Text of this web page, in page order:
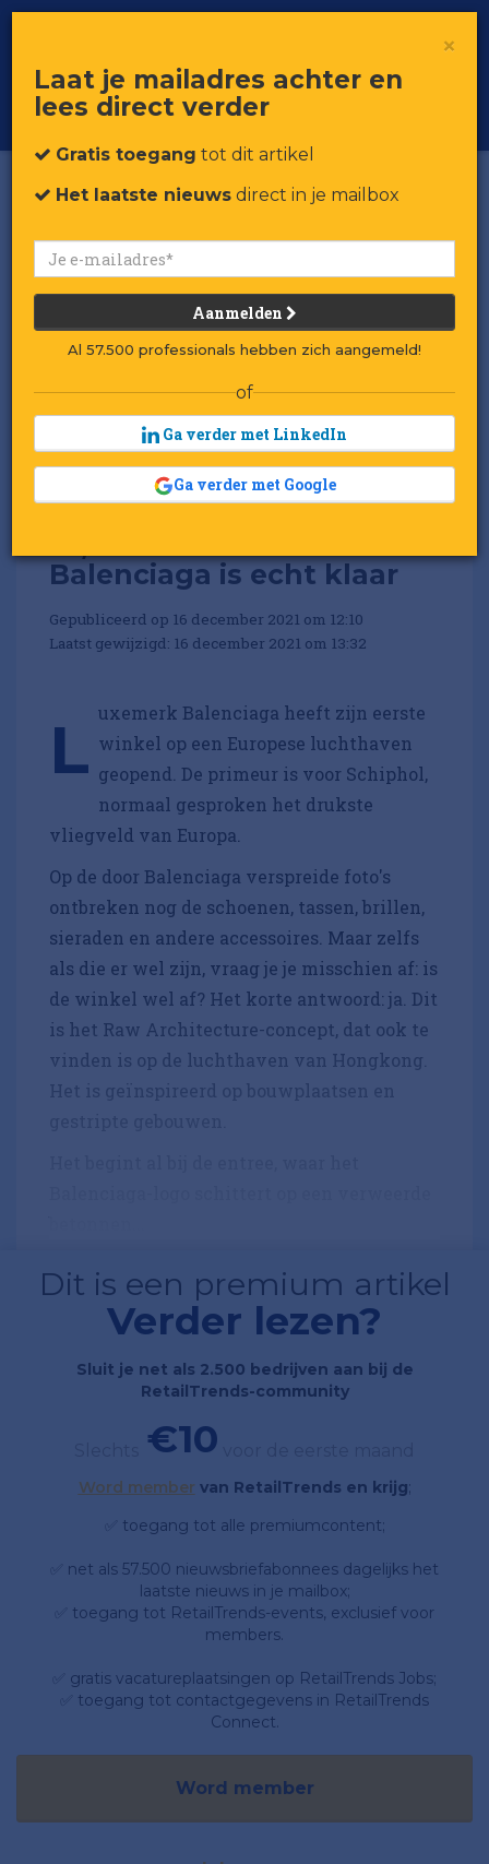
Voor professionals in retail & brands
Toggle
Balenciaga is echt klaar
Gepubliceerd op 16 december 2021 om 12:10
Laatst gewijzigd: 16 december 2021 om 13:32
L uxemerk Balenciaga heeft zijn eerste
winkel op een Europese luchthaven
geopend. De primeur is voor Schiphol,
normaal gesproken het drukste
vliegveld van Europa.
Op de door Balenciaga verspreide foto's
ontbreken nog de schoenen, tassen, brillen,
sieraden en andere accessoires. Maar zelfs
als die er wel zijn, vraag je je misschien af: is
de winkel wel af? Het korte antwoord: ja. Dit
is het Raw Architecture-concept, dat ook te
vinden is op de luchthaven van Hongkong.
Het is geïnspireerd op bouwplaatsen en
Dit is een premium artikel
Verder lezen?
Sluit je net als 2.500 bedrijven aan bij de
RetailTrends-community
€10
Word member van RetailTrends en krijg;
✅ toegang tot alle premiumcontent;
✅ net als 57.500 nieuwsbriefabonnees dagelijks het
laatste nieuws in je mailbox;
✅ toegang tot RetailTrends-events, exclusief voor
members.
✅ gratis vacatureplaatsingen op RetailTrends Jobs;
✅ toegang tot contactgegevens in RetailTrends
Connect.
Word member
×
Laat je mailadres achter en
lees direct verder
Gratis toegang tot dit artikel
Het laatste nieuws direct in je mailbox
Aanmelden
Al 57.500 professionals hebben zich aangemeld!
of
Ga verder met LinkedIn
Ga verder met Google